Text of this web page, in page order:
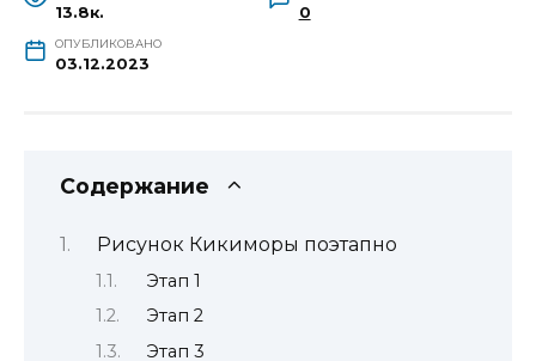
13.8к. 0
ОПУБЛИКОВАНО
03.12.2023
Содержание
Рисунок Кикиморы поэтапно
Этап 1
Этап 2
Этап 3